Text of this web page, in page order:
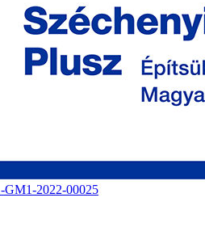
GM1-2022-00025